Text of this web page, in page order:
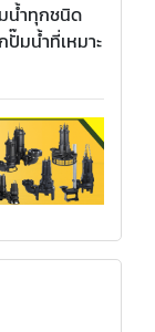
น้ำทุกชนิด
ปั๊มน้ำที่เหมาะ